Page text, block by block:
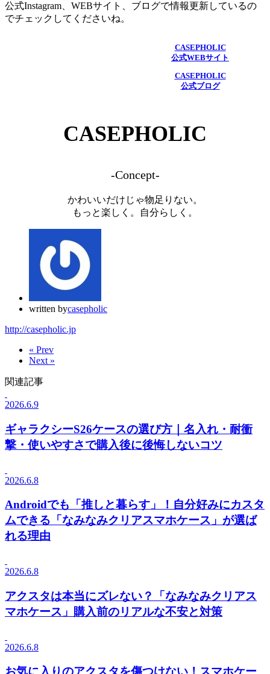
公式Instagram、WEBサイト、ブログで情報更新しているの
でチェックしてくださいね。
CASEPHOLIC
公式WEBサイト
CASEPHOLIC
公式ブログ
CASEPHOLIC
-Concept-
かわいいだけじゃ物足りない。
もっと楽しく。自分らしく。
written bycasepholic
http://casepholic.jp
« Prev
Next »
関連記事
2026.6.9
ギャラクシーS26ケースの選び方｜名入れ・耐衝
撃・使いやすさで購入後に後悔しないコツ
2026.6.8
Androidでも「推しと暮らす」！自分好みにカスタ
ムできる「なみなみクリアスマホケース」が選ば
れる理由
2026.6.8
アクスタは本当にズレない？「なみなみクリアス
マホケース」購入前のリアルな不安と対策
2026.6.8
お気に入りのアクスタを傷つけない！スマホケー